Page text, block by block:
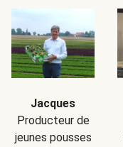
Jacques
Producteur de
jeunes pousses